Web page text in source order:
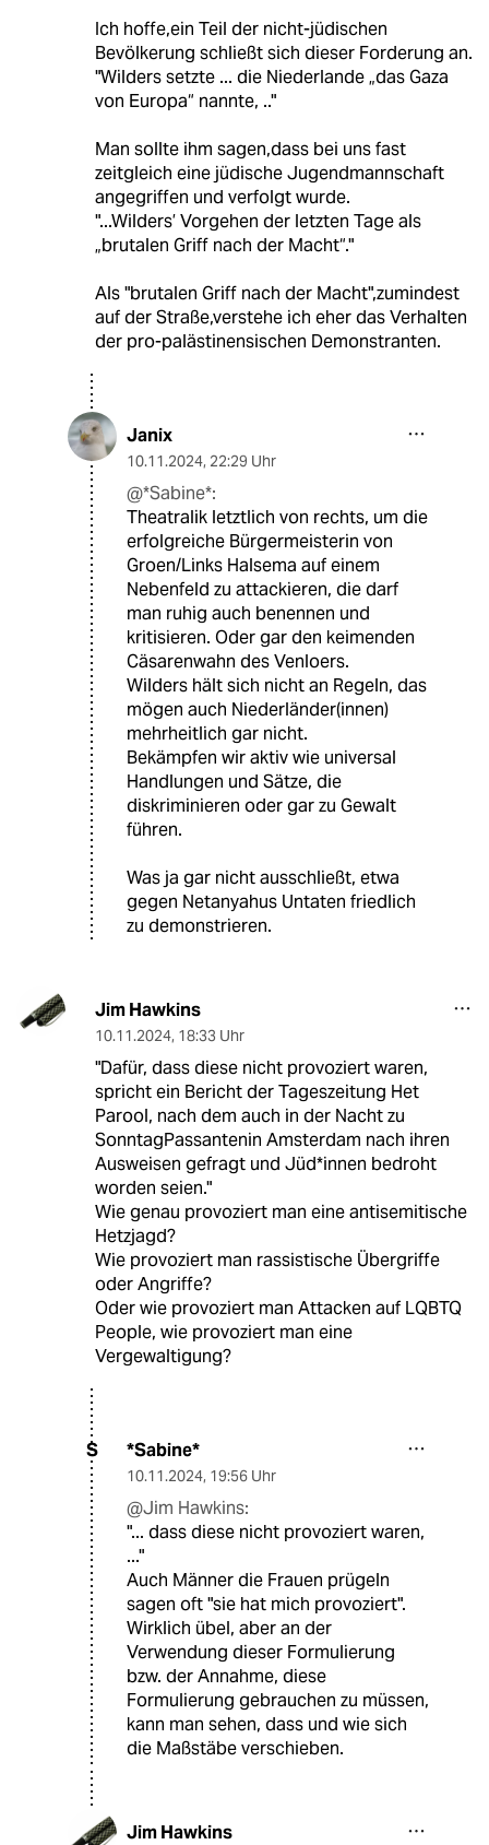
Ich hoffe,ein Teil der nicht-jüdischen
Bevölkerung schließt sich dieser Forderung an.
"Wilders setzte ... die Niederlande „das Gaza
von Europa“ nannte, .."
Man sollte ihm sagen,dass bei uns fast
zeitgleich eine jüdische Jugendmannschaft
angegriffen und verfolgt wurde.
"...Wilders’ Vorgehen der letzten Tage als
„brutalen Griff nach der Macht“."
Als "brutalen Griff nach der Macht",zumindest
auf der Straße,verstehe ich eher das Verhalten
der pro-palästinensischen Demonstranten.
Janix
10.11.2024, 22:29 Uhr
@*Sabine*:
Theatralik letztlich von rechts, um die
erfolgreiche Bürgermeisterin von
Groen/Links Halsema auf einem
Nebenfeld zu attackieren, die darf
man ruhig auch benennen und
kritisieren. Oder gar den keimenden
Cäsarenwahn des Venloers.
Wilders hält sich nicht an Regeln, das
mögen auch Niederländer(innen)
mehrheitlich gar nicht.
Bekämpfen wir aktiv wie universal
Handlungen und Sätze, die
diskriminieren oder gar zu Gewalt
führen.
Was ja gar nicht ausschließt, etwa
gegen Netanyahus Untaten friedlich
zu demonstrieren.
Jim Hawkins
10.11.2024, 18:33 Uhr
"Dafür, dass diese nicht provoziert waren,
spricht ein Bericht der Tageszeitung Het
Parool, nach dem auch in der Nacht zu
SonntagPassantenin Amsterdam nach ihren
Ausweisen gefragt und Jü­d*in­nen bedroht
worden seien."
Wie genau provoziert man eine antisemitische
Hetzjagd?
Wie provoziert man rassistische Übergriffe
oder Angriffe?
Oder wie provoziert man Attacken auf LQBTQ
People, wie provoziert man eine
Vergewaltigung?
S *Sabine*
10.11.2024, 19:56 Uhr
@Jim Hawkins:
"... dass diese nicht provoziert waren,
..."
Auch Männer die Frauen prügeln
sagen oft "sie hat mich provoziert".
Wirklich übel, aber an der
Verwendung dieser Formulierung
bzw. der Annahme, diese
Formulierung gebrauchen zu müssen,
kann man sehen, dass und wie sich
die Maßstäbe verschieben.
Jim Hawkins